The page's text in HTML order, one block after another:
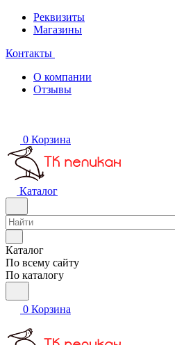
Реквизиты
Магазины
Контакты
О компании
Отзывы
0 Корзина
Каталог
Каталог
По всему сайту
По каталогу
0 Корзина